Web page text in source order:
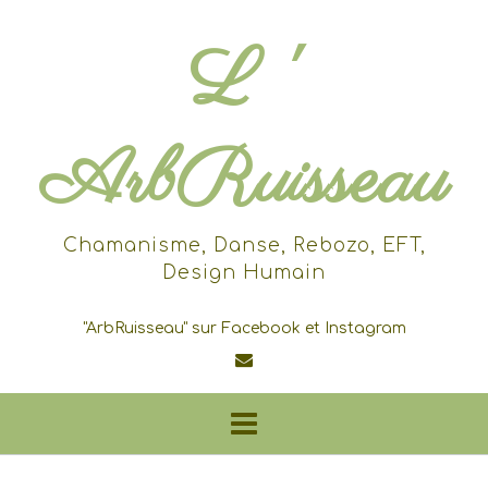
L '
ArbRuisseau
Chamanisme, Danse, Rebozo, EFT,
Design Humain
"ArbRuisseau" sur Facebook et Instagram